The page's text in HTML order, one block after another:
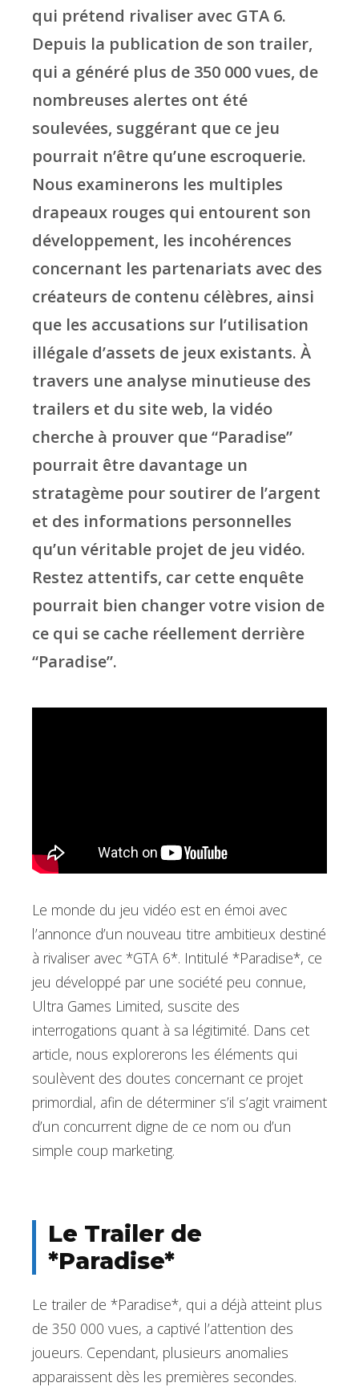
qui prétend rivaliser avec GTA 6.
Depuis la publication de son trailer,
qui a généré plus de 350 000 vues, de
nombreuses alertes ont été
soulevées, suggérant que ce jeu
pourrait n’être qu’une escroquerie.
Nous examinerons les multiples
drapeaux rouges qui entourent son
développement, les incohérences
concernant les partenariats avec des
créateurs de contenu célèbres, ainsi
que les accusations sur l’utilisation
illégale d’assets de jeux existants. À
travers une analyse minutieuse des
trailers et du site web, la vidéo
cherche à prouver que “Paradise”
pourrait être davantage un
stratagème pour soutirer de l’argent
et des informations personnelles
qu’un véritable projet de jeu vidéo.
Restez attentifs, car cette enquête
pourrait bien changer votre vision de
ce qui se cache réellement derrière
“Paradise”.
Le monde du jeu vidéo est en émoi avec
l’annonce d’un nouveau titre ambitieux destiné
à rivaliser avec *GTA 6*. Intitulé *Paradise*, ce
jeu développé par une société peu connue,
Ultra Games Limited, suscite des
interrogations quant à sa légitimité. Dans cet
article, nous explorerons les éléments qui
soulèvent des doutes concernant ce projet
primordial, afin de déterminer s’il s’agit vraiment
d’un concurrent digne de ce nom ou d’un
simple coup marketing.
Le Trailer de
*Paradise*
Le trailer de *Paradise*, qui a déjà atteint plus
de 350 000 vues, a captivé l’attention des
joueurs. Cependant, plusieurs anomalies
apparaissent dès les premières secondes.